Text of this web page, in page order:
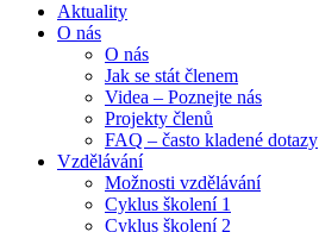
Aktuality
O nás
O nás
Jak se stát členem
Videa – Poznejte nás
Projekty členů
FAQ – často kladené dotazy
Vzdělávání
Možnosti vzdělávání
Cyklus školení 1
Cyklus školení 2